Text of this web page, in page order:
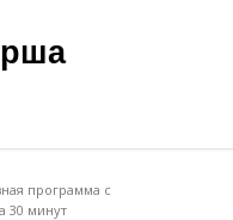
программа с
30 минут